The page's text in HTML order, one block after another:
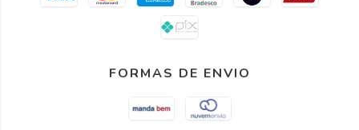
FORMAS DE ENVIO